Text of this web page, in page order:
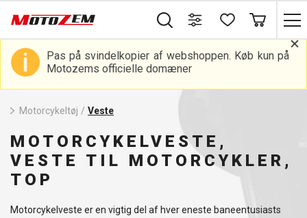
Pas på svindelkopier af webshoppen. Køb kun på
Motozems officielle domæner
Motorcykeltøj / Veste
MOTORCYKELVESTE,
VESTE TIL MOTORCYKLER,
TOP
Motorcykelveste er en vigtig del af hver eneste baneentusiasts